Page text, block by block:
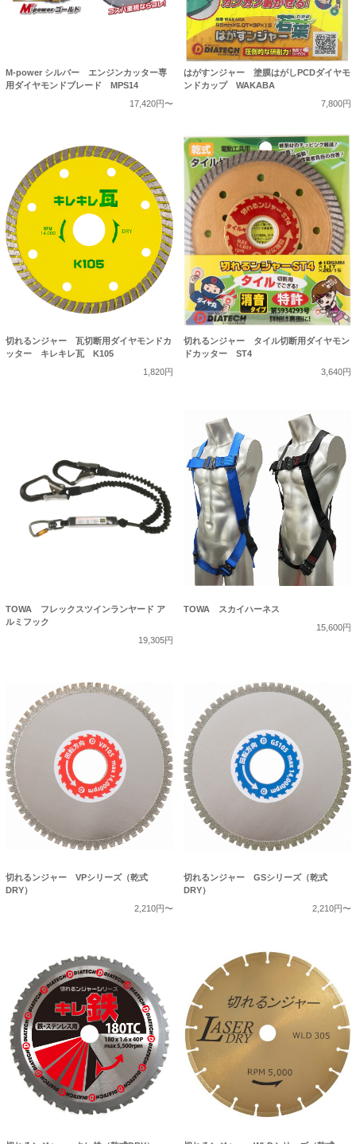
M-power シルバー エンジンカッター専
用ダイヤモンドブレード MPS14
17,420円〜
はがすンジャー 塗膜はがしPCDダイヤモ
ンドカップ WAKABA
7,800円
切れるンジャー 瓦切断用ダイヤモンドカ
ッター キレキレ瓦 K105
1,820円
切れるンジャー タイル切断用ダイヤモン
ドカッター ST4
3,640円
TOWA フレックスツインランヤード ア
ルミフック
19,305円
TOWA スカイハーネス
15,600円
切れるンジャー VPシリーズ（乾式
DRY）
2,210円〜
切れるンジャー GSシリーズ（乾式
DRY）
2,210円〜